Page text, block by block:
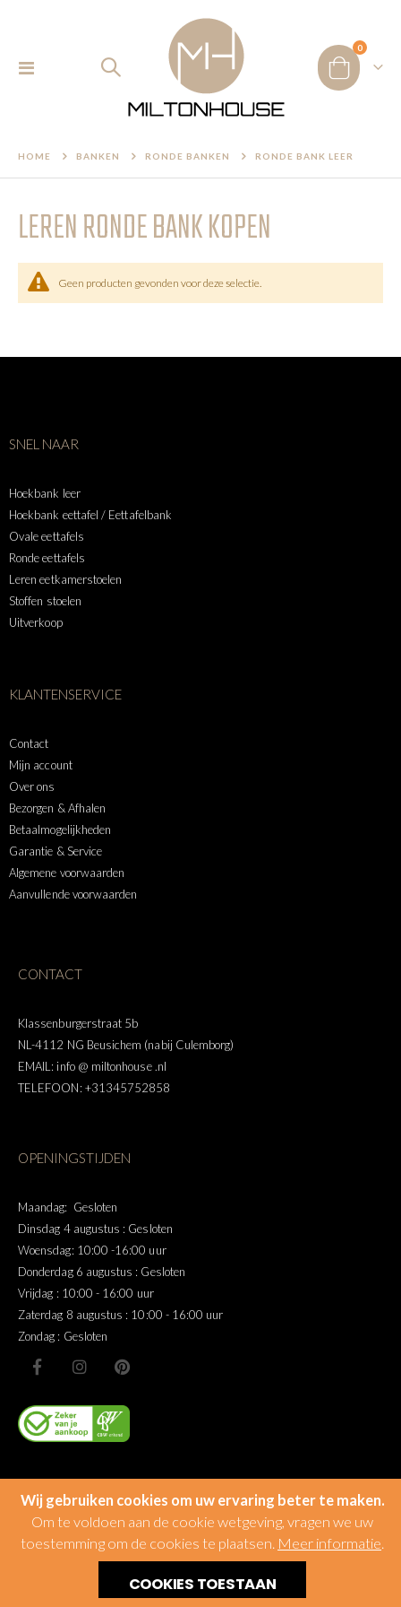
Wij gebruiken cookies om uw ervaring beter te maken.
Om te voldoen aan de cookie wetgeving, vragen we uw
toestemming om de cookies te plaatsen. Meer informatie.
COOKIES TOESTAAN
Toggle
Cart
0
HOME BANKEN RONDE BANKEN RONDE BANK LEER
LEREN RONDE BANK KOPEN
Geen producten gevonden voor deze selectie.
SNEL NAAR
Hoekbank leer
Hoekbank eettafel / Eettafelbank
Ovale eettafels
Ronde eettafels
Leren eetkamerstoelen
Stoffen stoelen
Uitverkoop
KLANTENSERVICE
Contact
Mijn account
Over ons
Bezorgen & Afhalen
Betaalmogelijkheden
Garantie & Service
Algemene voorwaarden
Aanvullende voorwaarden
CONTACT
Klassenburgerstraat 5b
NL-4112 NG Beusichem (nabij Culemborg)
EMAIL: info @ miltonhouse .nl
TELEFOON: +31345752858
OPENINGSTIJDEN
Maandag: Gesloten
Dinsdag 4 augustus : Gesloten
Woensdag: 10:00 -16:00 uur
Donderdag 6 augustus : Gesloten
Vrijdag : 10:00 - 16:00 uur
Zaterdag 8 augustus : 10:00 - 16:00 uur
Zondag : Gesloten